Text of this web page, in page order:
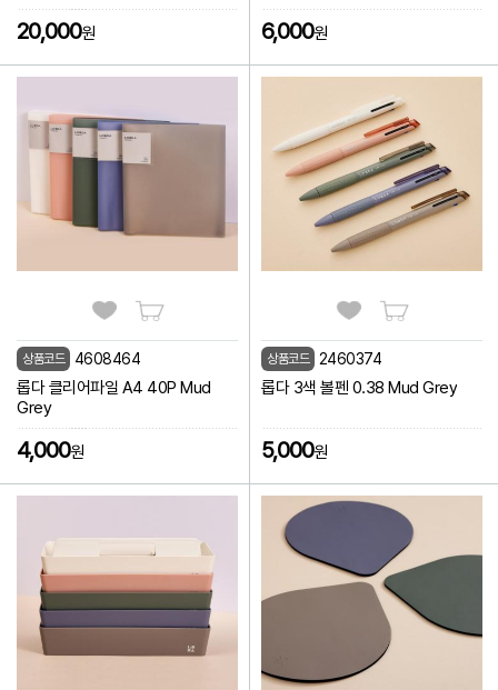
20,000원 6,000원
상품코드 4608464
롭다 클리어파일 A4 40P Mud
Grey
4,000원
상품코드 2460374
롭다 3색 볼펜 0.38 Mud Grey
5,000원